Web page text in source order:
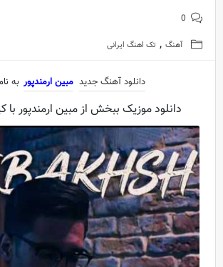
0
آهنگ , تک اهنگ ایرانی
دانلود آهنگ جدید مبین ارمندپور به
دانلود موزیک ببخش از مبین ارمندپور با